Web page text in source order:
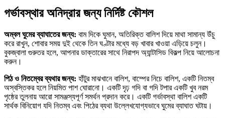
গর্ভাবস্থার অনিদ্রার জন্য নির্দিষ্ট কৌশল
অম্বল ঘুমের ব্যাঘাতের জন্য: বাম দিকে ঘুমান, অতিরিক্ত বালিশ দিয়ে মাথা সামান্য উঁচু
করে রাখুন, শোবার সময় দুই থেকে তিন ঘণ্টার মধ্যে বড় খাবার খাওয়া এড়িয়ে চলুন।
বুকজ্বালা গুরুতর হলে, আপনার ডাক্তারের সাথে নিরাপদ অ্যান্টাসিড বিকল্প নিয়ে আলোচনা
করুন।
পিঠ ও নিতম্বের ব্যথার জন্য: হাঁটুর মাঝখানে বালিশ, বাম্পের নিচে বালিশ, একটি নিতম্ব
অস্বস্তিকর হলে নিয়মিত পাশ ঘোরানো। একটি দৃঢ় গদি বা গদি টপার একটি খুব নরম
পৃষ্ঠের তুলনায় আরো সামঞ্জস্যপূর্ণ সমর্থন প্রদান করে। একটি গর্ভাবস্থা বালিশ একটি
সার্থক বিনিয়োগ যদি নিতম্ব এবং পিঠের ব্যথা উল্লেখযোগ্যভাবে ঘুমের ব্যাঘাত ঘটায়।